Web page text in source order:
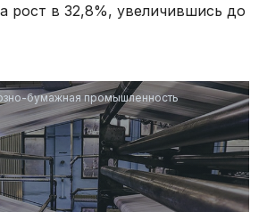
рост в 32,8%, увеличившись до
бумажная промышленность